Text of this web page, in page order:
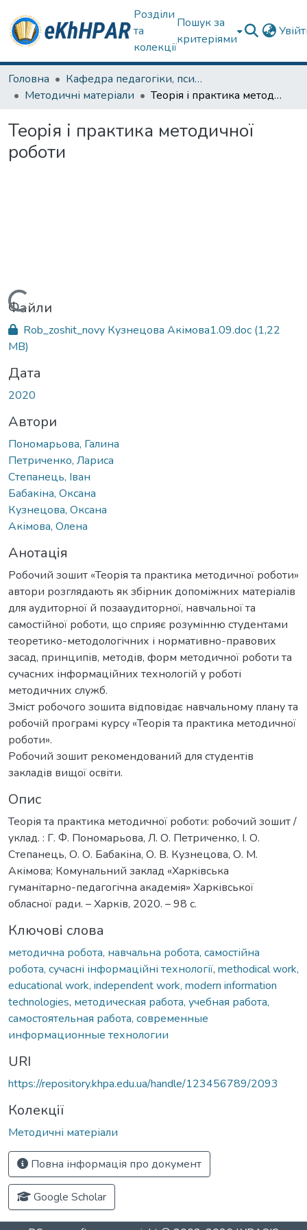
Розділи
та
колекції
Пошук за
критеріями
Головна
Кафедра педагогіки, психології, початкової освіти та освітнього менеджменту
Методичні матеріали
Теорія і практика методичної роботи
Теорія і практика методичної
роботи
Вантажиться...
Файли
Rob_zoshit_novy Кузнецова Акімова1.09.doc (1,22
MB)
Дата
2020
Автори
Пономарьова, Галина
Петриченко, Лариса
Степанець, Іван
Бабакіна, Оксана
Кузнецова, Оксана
Акімова, Олена
Анотація
Робочий зошит «Теорія та практика методичної роботи»
автори розглядають як збірник допоміжних матеріалів
для аудиторної й позааудиторної, навчальної та
самостійної роботи, що сприяє розумінню студентами
теоретико-методологічних і нормативно-правових
засад, принципів, методів, форм методичної роботи та
сучасних інформаційних технологій у роботі
методичних служб.
Зміст робочого зошита відповідає навчальному плану та
робочій програмі курсу «Теорія та практика методичної
роботи».
Робочий зошит рекомендований для студентів
закладів вищої освіти.
Опис
Теорія та практика методичної роботи: робочий зошит /
уклад. : Г. Ф. Пономарьова, Л. О. Петриченко, І. О.
Степанець, О. О. Бабакіна, О. В. Кузнецова, О. М.
Акімова; Комунальний заклад «Харківська
гуманітарно-педагогічна академія» Харківської
обласної ради. – Харків, 2020. – 98 с.
Ключові слова
методична робота, навчальна робота, самостійна
робота, сучасні інформаційні технології, methodical work,
educational work, independent work, modern information
technologies, методическая работа, учебная работа,
самостоятельная работа, современные
информационные технологии
URI
https://repository.khpa.edu.ua/handle/123456789/2093
Колекції
Методичні матеріали
Повна інформація про документ
Google Scholar